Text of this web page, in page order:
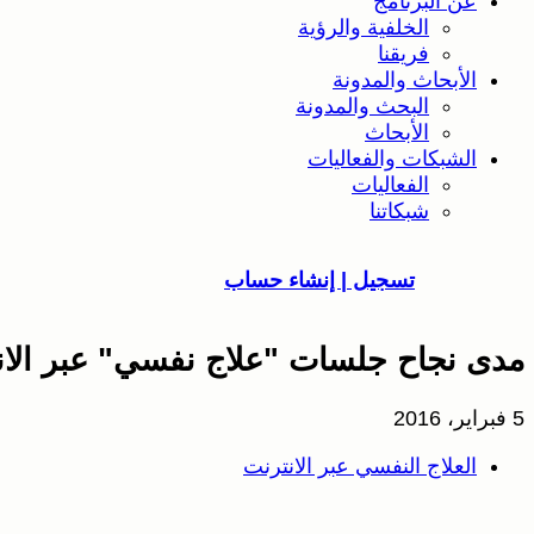
الخلفية والرؤية
فريقنا
الأبحاث والمدونة
البحث والمدونة
الأبحاث
الشبكات والفعاليات
الفعاليات
شبكاتنا
تسجيل | إنشاء حساب
مدى نجاح جلسات "علاج نفسي" عبر
5 فبراير، 2016
العلاج النفسي عبر الانترنت